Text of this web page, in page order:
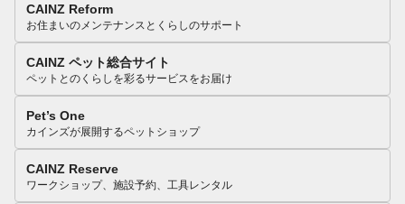
CAINZ Reform
お住まいのメンテナンスとくらしのサポート
CAINZ ペット総合サイト
ペットとのくらしを彩るサービスをお届け
Pet’s One
カインズが展開するペットショップ
CAINZ Reserve
ワークショップ、施設予約、工具レンタル